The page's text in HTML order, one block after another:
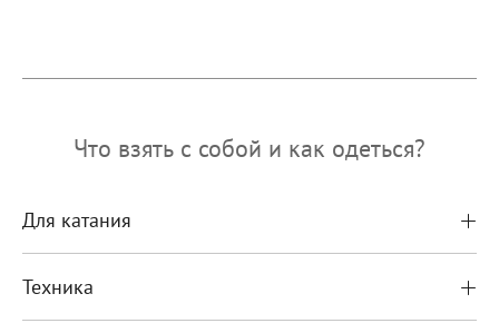
Что взять с собой и как одеться?
Для катания
Техника